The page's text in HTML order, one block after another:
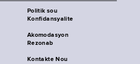
Politik sou
Konfidansyalite
Akomodasyon
Rezonab
Kontakte Nou